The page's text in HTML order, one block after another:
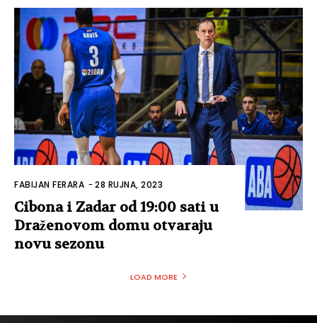
FABIJAN FERARA -28 RUJNA, 2023
Cibona i Zadar od 19:00 sati u
Draženovom domu otvaraju
novu sezonu
LOAD MORE